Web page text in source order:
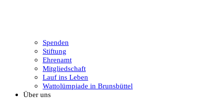
Spenden
Stiftung
Ehrenamt
Mitgliedschaft
Lauf ins Leben
Wattolümpiade in Brunsbüttel
Über uns